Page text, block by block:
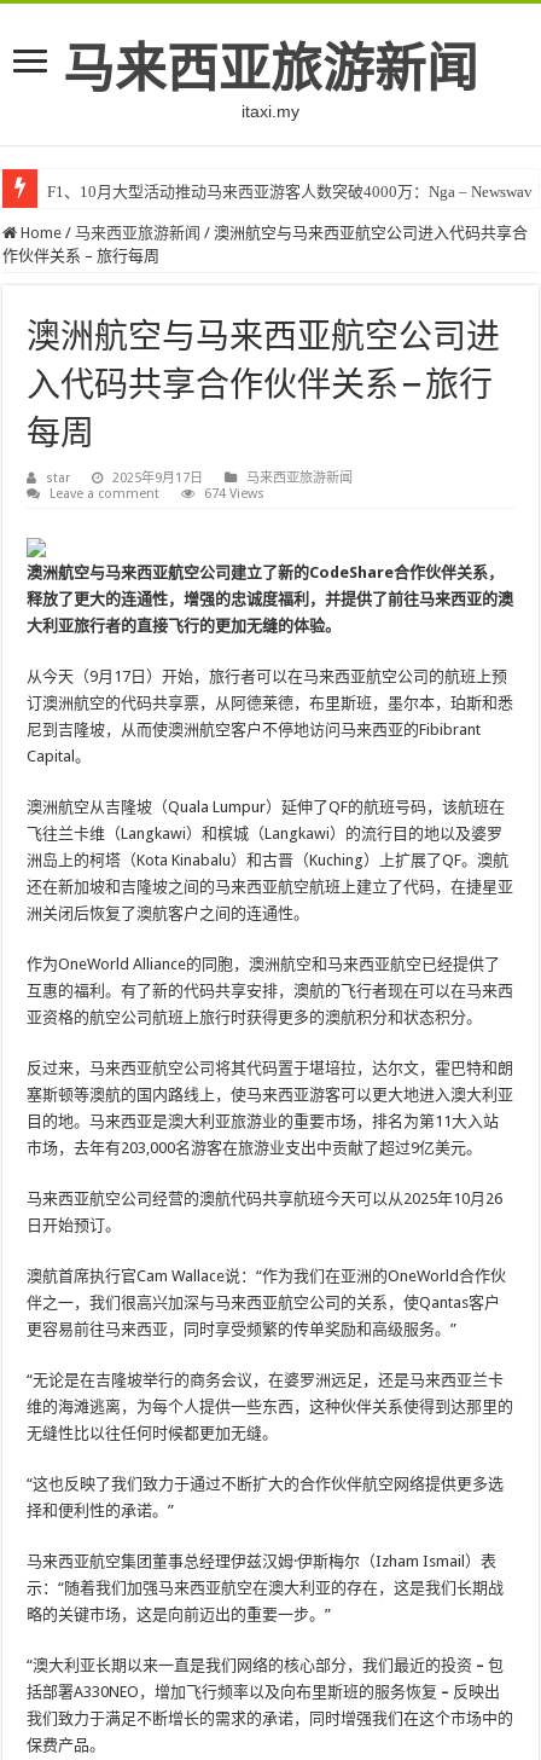
马来西亚旅游新闻
itaxi.my
F1、10月大型活动推动马来西亚游客人数突破4000万：Nga – Newswav
Home / 马来西亚旅游新闻 / 澳洲航空与马来西亚航空公司进入代码共享合
作伙伴关系 – 旅行每周
澳洲航空与马来西亚航空公司进
入代码共享合作伙伴关系 – 旅行
每周
star 2025年9月17日
马来西亚旅游新闻
Leave a comment
674 Views
澳洲航空与马来西亚航空公司建立了新的CodeShare合作伙伴关系，
释放了更大的连通性，增强的忠诚度福利，并提供了前往马来西亚的澳
大利亚旅行者的直接飞行的更加无缝的体验。
从今天（9月17日）开始，旅行者可以在马来西亚航空公司的航班上预
订澳洲航空的代码共享票，从阿德莱德，布里斯班，墨尔本，珀斯和悉
尼到吉隆坡，从而使澳洲航空客户不停地访问马来西亚的Fibibrant
Capital。
澳洲航空从吉隆坡（Quala Lumpur）延伸了QF的航班号码，该航班在
飞往兰卡维（Langkawi）和槟城（Langkawi）的流行目的地以及婆罗
洲岛上的柯塔（Kota Kinabalu）和古晋（Kuching）上扩展了QF。澳航
还在新加坡和吉隆坡之间的马来西亚航空航班上建立了代码，在捷星亚
洲关闭后恢复了澳航客户之间的连通性。
作为OneWorld Alliance的同胞，澳​​洲航空和马来西亚航空已经提供了
互惠的福利。有了新的代码共享安排，澳航的飞行者现在可以在马来西
亚资格的航空公司航班上旅行时获得更多的澳航积分和状态积分。
反过来，马来西亚航空公司将其代码置于堪培拉，达尔文，霍巴特和朗
塞斯顿等澳航的国内路线上，使马来西亚游客可以更大地进入澳大利亚
目的地。马来西亚是澳大利亚旅游业的重要市场，排名为第11大入站
市场，去年有203,000名游客在旅游业支出中贡献了超过9亿美元。
马来西亚航空公司经营的澳航代码共享航班今天可以从2025年10月26
日开始预订。
澳航首席执行官Cam Wallace说：“作为我们在亚洲的OneWorld合作伙
伴之一，我们很高兴加深与马来西亚航空公司的关系，使Qantas客户
更容易前往马来西亚，同时享受频繁的传单奖励和高级服务。”
“无论是在吉隆坡举行的商务会议，在婆罗洲远足，还是马来西亚兰卡
维的海滩逃离，为每个人提供一些东西，这种伙伴关系使得到达那里的
无缝性比以往任何时候都更加无缝。
“这也反映了我们致力于通过不断扩大的合作伙伴航空网络提供更多选
择和便利性的承诺。”
马来西亚航空集团董事总经理伊兹汉姆·伊斯梅尔（Izham Ismail）表
示：“随着我们加强马来西亚航空在澳大利亚的存在，这是我们长期战
略的关键市场，这是向前迈出的重要一步。”
“澳大利亚长期以来一直是我们网络的核心部分，我们最近的投资 – 包
括部署A330NEO，增加飞行频率以及向布里斯班的服务恢复 – 反映出
我们致力于满足不断增长的需求的承诺，同时增强我们在这个市场中的
保费产品。